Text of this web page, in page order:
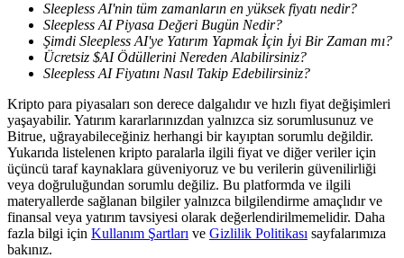
BTR Kilitleme
Sleepless AI'nin tüm zamanların en yüksek fiyatı nedir?
Sleepless AI Piyasa Değeri Bugün Nedir?
Şimdi Sleepless AI'ye Yatırım Yapmak İçin İyi Bir Zaman mı?
Ücretsiz $AI Ödüllerini Nereden Alabilirsiniz?
Sleepless AI Fiyatını Nasıl Takip Edebilirsiniz?
Kripto para piyasaları son derece dalgalıdır ve hızlı fiyat değişimleri
yaşayabilir. Yatırım kararlarınızdan yalnızca siz sorumlusunuz ve
Bitrue, uğrayabileceğiniz herhangi bir kayıptan sorumlu değildir.
Yukarıda listelenen kripto paralarla ilgili fiyat ve diğer veriler için
üçüncü taraf kaynaklara güveniyoruz ve bu verilerin güvenilirliği
veya doğruluğundan sorumlu değiliz. Bu platformda ve ilgili
materyallerde sağlanan bilgiler yalnızca bilgilendirme amaçlıdır ve
finansal veya yatırım tavsiyesi olarak değerlendirilmemelidir. Daha
fazla bilgi için Kullanım Şartları ve Gizlilik Politikası sayfalarımıza
bakınız.